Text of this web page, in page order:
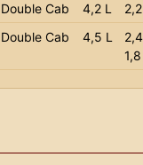
Double Cab 4,2 L
Double Cab 4,5 L